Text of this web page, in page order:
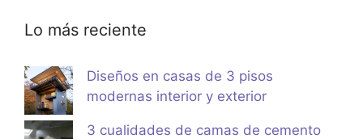
Lo más reciente
Diseños en casas de 3 pisos
modernas interior y exterior
3 cualidades de camas de cemento